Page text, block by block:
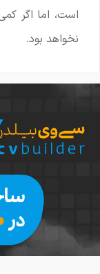
است، اما اگر
نخواهد بود.